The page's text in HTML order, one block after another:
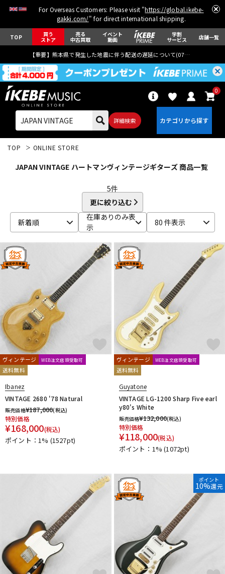
For Overseas Customers: Please visit "https://global.ikebe-
gakki.com/" for direct international shipping.
TOP 買う
ストア
売る
中古買取
イベント
動画
学割
サービス 店舗一覧
【重要】熊本県で発生した地震に伴う配送の遅延について(07月29日
詳細検索
0
ベース ウクレレ
パーカッション
キーボード 電子ピアノ
管楽器 その他楽器
DTM
配信/ライブ機器
中古 ヴィンテージ
TOP ONLINE STORE
JAPAN VINTAGE ハートマンヴィンテージギターズ 商品一覧
5件
更に絞り込む
新着順
在庫ありのみ表
示
80 件表示
ヴィンテージ WEB注文店頭受取可
送料無料
Ibanez
VINTAGE 2680 '78 Natural
販売価格¥187,000(税込)
特別価格
¥168,000(税込)
ポイント：1% (1527pt)
ヴィンテージ WEB注文店頭受取可
送料無料
Guyatone
VINTAGE LG-1200 Sharp Five earl
y80's White
販売価格¥132,000(税込)
特別価格
¥118,000(税込)
ポイント：1%(1072pt)
ポイント
10%還元